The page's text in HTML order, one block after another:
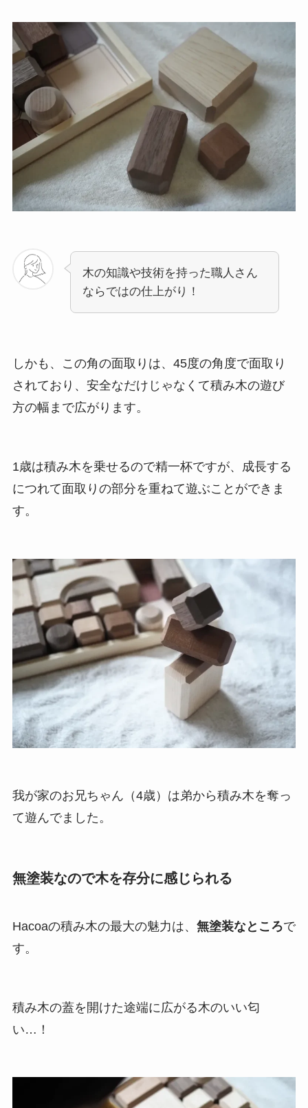
木の知識や技術を持った職人さん
ならではの仕上がり！
しかも、この角の面取りは、45度の角度で面取り
されており、安全なだけじゃなくて積み木の遊び
方の幅まで広がります。
1歳は積み木を乗せるので精一杯ですが、成長する
につれて面取りの部分を重ねて遊ぶことができま
す。
我が家のお兄ちゃん（4歳）は弟から積み木を奪っ
て遊んでました。
無塗装なので木を存分に感じられる
Hacoaの積み木の最大の魅力は、 無塗装なところで
す。
積み木の蓋を開けた途端に広がる木のいい匂
い…！